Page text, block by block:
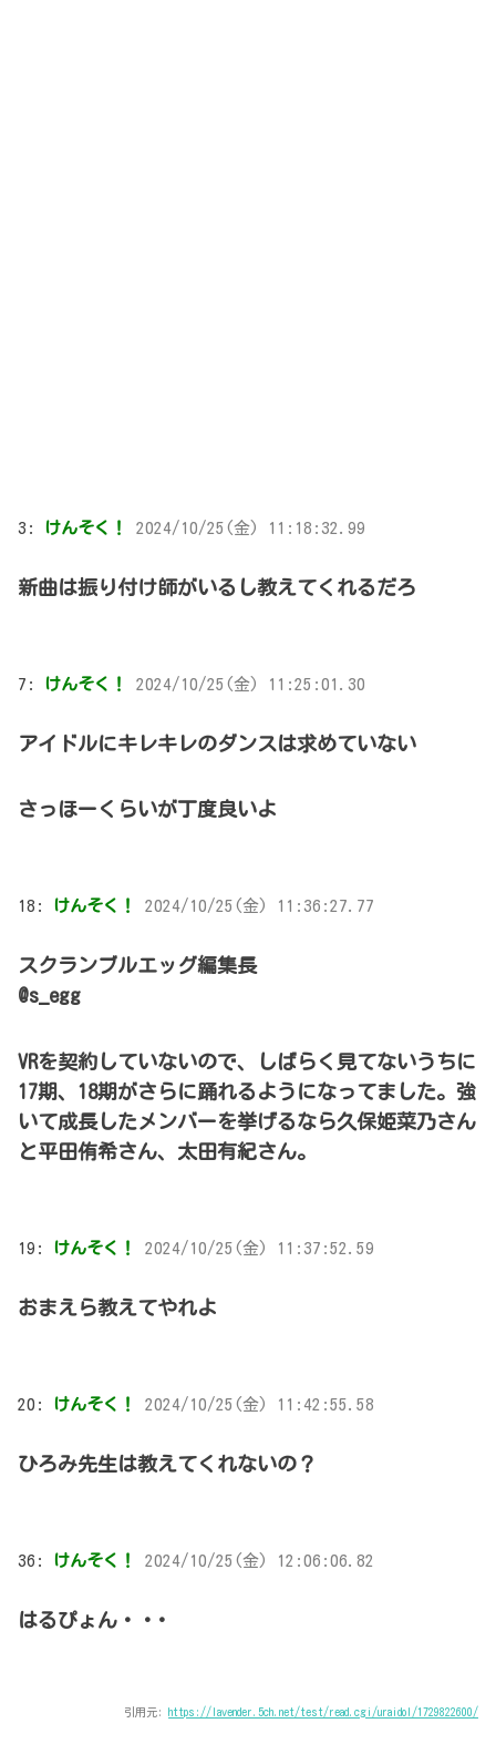
3: けんそく！ 2024/10/25(金) 11:18:32.99
新曲は振り付け師がいるし教えてくれるだろ
7: けんそく！ 2024/10/25(金) 11:25:01.30
アイドルにキレキレのダンスは求めていない
さっほーくらいが丁度良いよ
18: けんそく！ 2024/10/25(金) 11:36:27.77
スクランブルエッグ編集長
@s_egg
VRを契約していないので、しばらく見てないうちに
17期、18期がさらに踊れるようになってました。強
いて成長したメンバーを挙げるなら久保姫菜乃さん
と平田侑希さん、太田有紀さん。
19: けんそく！ 2024/10/25(金) 11:37:52.59
おまえら教えてやれよ
20: けんそく！ 2024/10/25(金) 11:42:55.58
ひろみ先生は教えてくれないの？
36: けんそく！ 2024/10/25(金) 12:06:06.82
はるぴょん・・･
引用元: https://lavender.5ch.net/test/read.cgi/uraidol/1729822600/